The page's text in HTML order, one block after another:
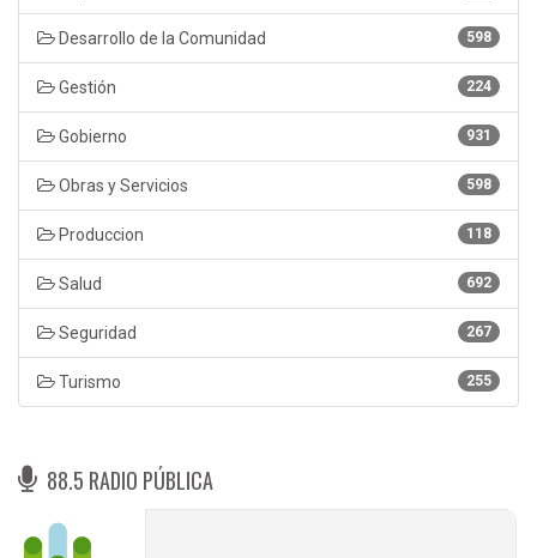
598
Desarrollo de la Comunidad
224
Gestión
931
Gobierno
598
Obras y Servicios
118
Produccion
692
Salud
267
Seguridad
255
Turismo
88.5 RADIO PÚBLICA